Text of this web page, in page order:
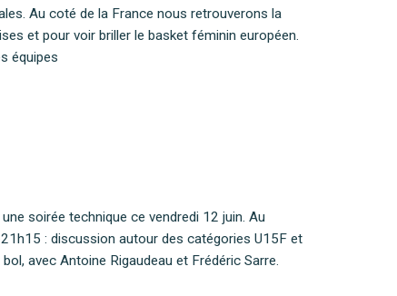
Au coté de la France nous retrouverons la
et pour voir briller le basket féminin européen.
équipes
soirée technique ce vendredi 12 juin. Au
: discussion autour des catégories U15F et
avec Antoine Rigaudeau et Frédéric Sarre.